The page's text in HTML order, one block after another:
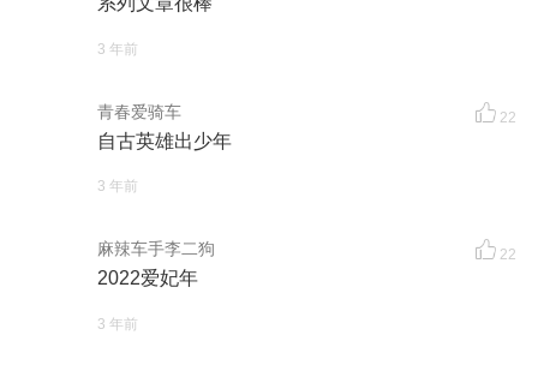
3 年前
青春爱骑车 22
自古英雄出少年
3 年前
麻辣车手李二狗 22
2022爱妃年
3 年前